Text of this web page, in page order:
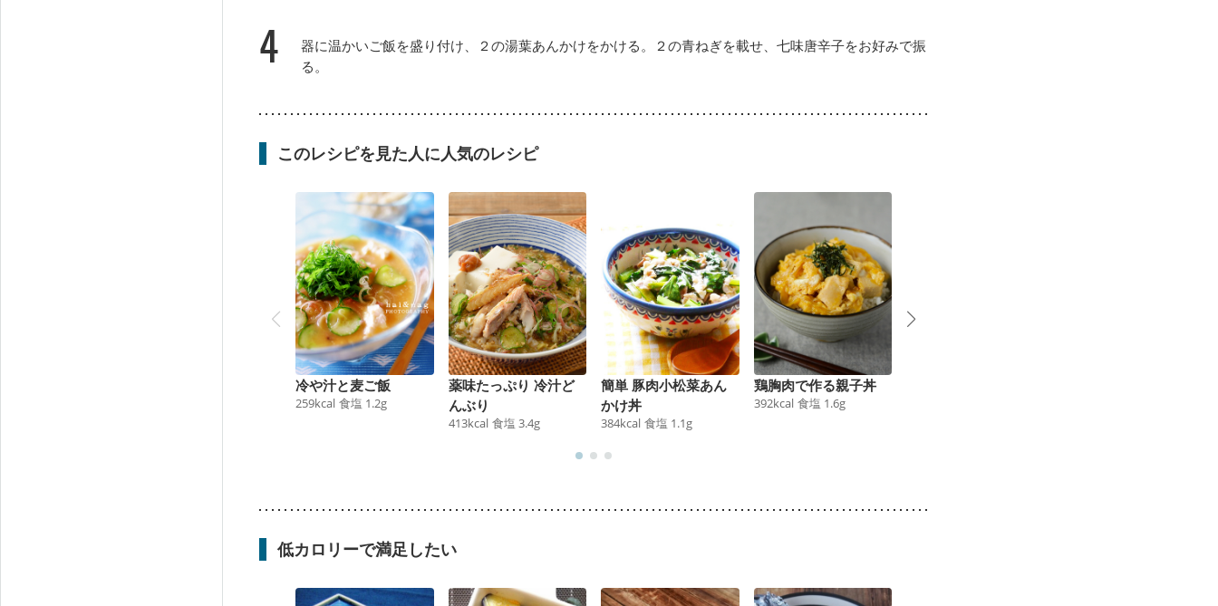
4
器に温かいご飯を盛り付け、２の湯葉あんかけをかける。２の青ねぎを載せ、七味唐辛子をお好みで振
る。
このレシピを見た人に人気のレシピ
冷や汁と麦ご飯
259kcal 食塩 1.2g
薬味たっぷり 冷汁ど
んぶり
413kcal 食塩 3.4g
簡単 豚肉小松菜あん
かけ丼
384kcal 食塩 1.1g
鶏胸肉で作る親子丼
392kcal 食塩 1.6g
低カロリーで満足したい